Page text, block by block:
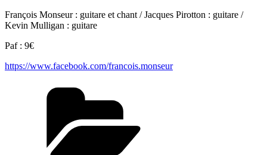
François Monseur : guitare et chant / Jacques Pirotton : guitare /
Kevin Mulligan : guitare
Paf : 9€
https://www.facebook.com/francois.monseur